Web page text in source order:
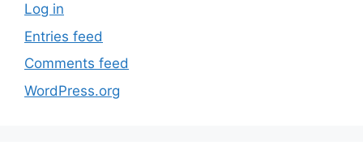
Log in
Entries feed
Comments feed
WordPress.org